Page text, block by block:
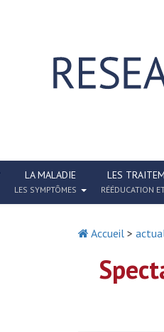
LA MALADIE
LES SYMPTÔMES
LES
RÉÉDUCATION
Accueil >